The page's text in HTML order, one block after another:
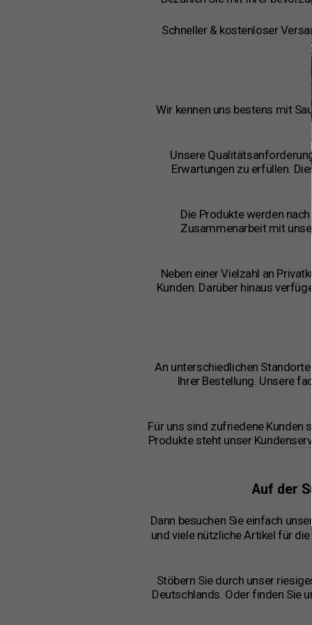
Schneller & kostenloser
Wir kennen uns bestens mit
Unsere
Erwartungen zu erfüllen.
Die Produkte werden
Zusammenarbeit mit
Neben einer Vielzahl an
Kunden. Darüber hinaus
An unterschiedlichen
Ihrer Bestellung. Unsere
Für uns sind zufriedene Kunden
Produkte steht unser
Auf der
Dann besuchen Sie einfach
und viele nützliche Artikel für
Stöbern Sie durch unser
Deutschlands. Oder finden Sie